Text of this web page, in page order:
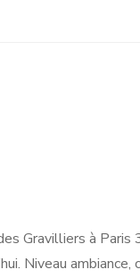
Gravilliers à
Niveau